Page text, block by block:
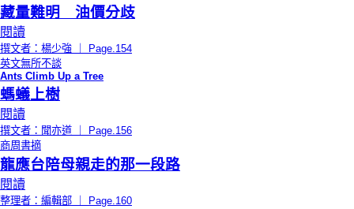
藏量難明 油價分歧
閱讀
撰文者：楊少強 ｜ Page.154
英文無所不談
Ants Climb Up a Tree
螞蟻上樹
閱讀
撰文者：聞亦道 ｜ Page.156
商周書摘
龍應台陪母親走的那一段路
閱讀
整理者：編輯部 ｜ Page.160